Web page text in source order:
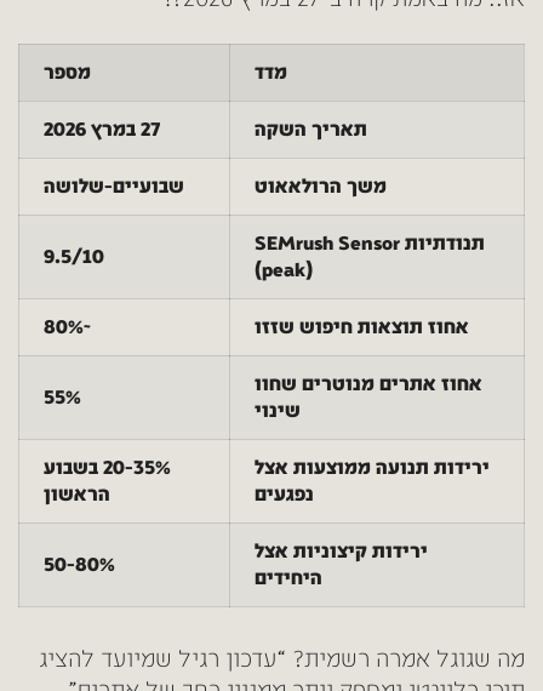
מדד מספר
תאריך השקה 27 במרץ 2026
משך הרולאאוט שבועיים-שלושה
תנודתיות SEMrush Sensor
(peak)
9.5/10
אחוז תוצאות חיפוש שזזו ~80%
אחוז אתרים מנוטרים שחוו
שינוי
55%
ירידות תנועה ממוצעות אצל
נפגעים
20-35% בשבוע
הראשון
ירידות קיצוניות אצל
היחידים
50-80%
מה שגוגל אמרה רשמית? “עדכון רגיל שמיועד להציג